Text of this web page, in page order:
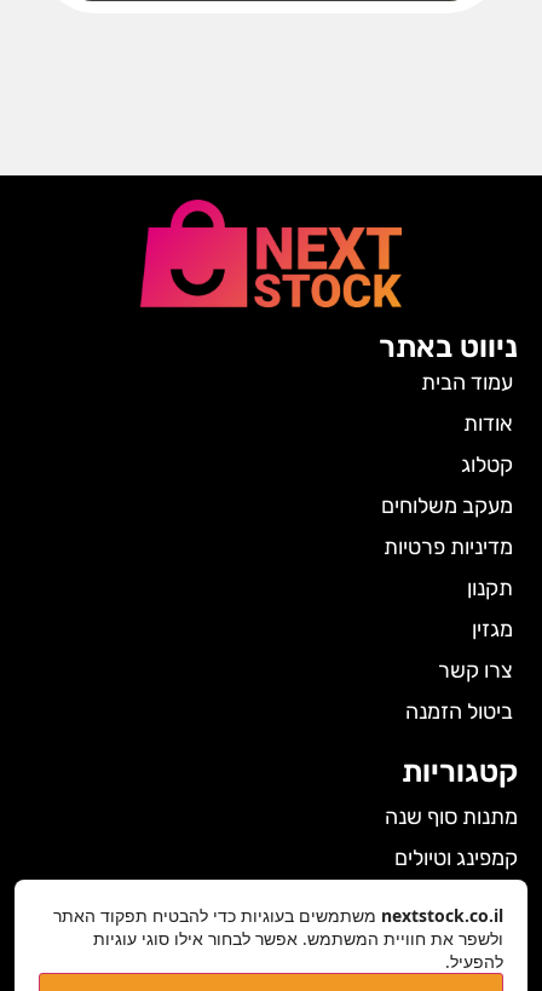
ניווט באתר
עמוד הבית
אודות
קטלוג
מעקב משלוחים
מדיניות פרטיות
תקנון
מגזין
צרו קשר
ביטול הזמנה
קטגוריות
מתנות סוף שנה
קמפינג וטיולים
גאדג'טים
nextstock.co.il משתמשים בעוגיות כדי להבטיח תפקוד האתר
ולשפר את חוויית המשתמש. אפשר לבחור אילו סוגי עוגיות
להפעיל.